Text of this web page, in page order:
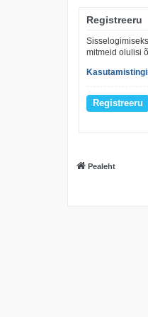
Registreeru
mitmeid olulisi
Registreeru
Pealeht